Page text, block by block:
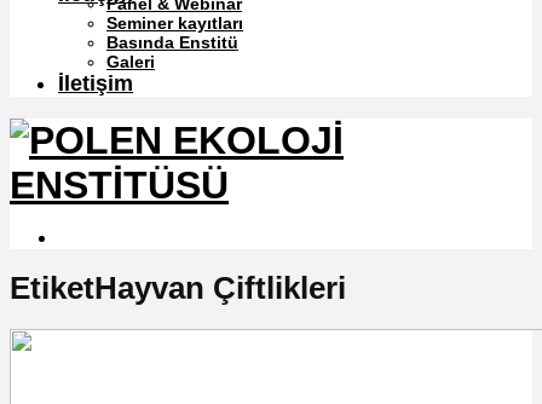
Seminer kayıtları
Basında Enstitü
Galeri
İletişim
EtiketHayvan Çiftlikleri